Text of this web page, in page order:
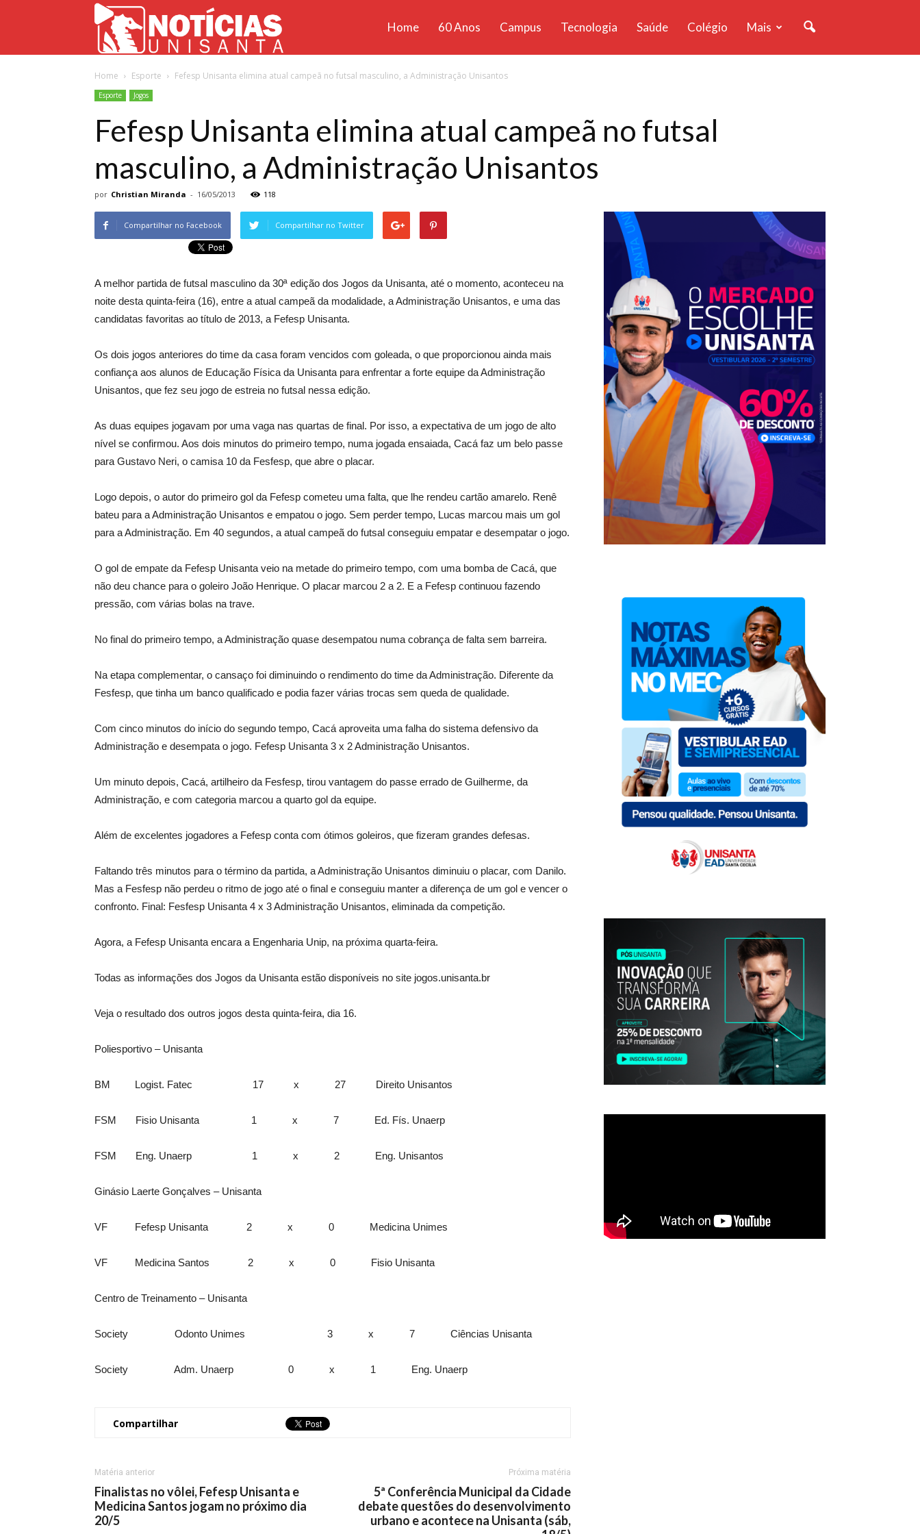
Unisanta
Home 60 Anos Campus Tecnologia Saúde Colégio Mais
Home Esporte Fefesp Unisanta elimina atual campeã no futsal masculino, a Administração Unisantos
Esporte Jogos
Fefesp Unisanta elimina atual campeã no futsal
masculino, a Administração Unisantos
por Christian Miranda - 16/05/2013 118
Compartilhar no Facebook Compartilhar no Twitter
A melhor partida de futsal masculino da 30ª edição dos Jogos da Unisanta, até o momento, aconteceu na
noite desta quinta-feira (16), entre a atual campeã da modalidade, a Administração Unisantos, e uma das
candidatas favoritas ao título de 2013, a Fefesp Unisanta.
Os dois jogos anteriores do time da casa foram vencidos com goleada, o que proporcionou ainda mais
confiança aos alunos de Educação Física da Unisanta para enfrentar a forte equipe da Administração
Unisantos, que fez seu jogo de estreia no futsal nessa edição.
As duas equipes jogavam por uma vaga nas quartas de final. Por isso, a expectativa de um jogo de alto
nível se confirmou. Aos dois minutos do primeiro tempo, numa jogada ensaiada, Cacá faz um belo passe
para Gustavo Neri, o camisa 10 da Fesfesp, que abre o placar.
Logo depois, o autor do primeiro gol da Fefesp cometeu uma falta, que lhe rendeu cartão amarelo. Renê
bateu para a Administração Unisantos e empatou o jogo. Sem perder tempo, Lucas marcou mais um gol
para a Administração. Em 40 segundos, a atual campeã do futsal conseguiu empatar e desempatar o jogo.
O gol de empate da Fefesp Unisanta veio na metade do primeiro tempo, com uma bomba de Cacá, que
não deu chance para o goleiro João Henrique. O placar marcou 2 a 2. E a Fefesp continuou fazendo
pressão, com várias bolas na trave.
No final do primeiro tempo, a Administração quase desempatou numa cobrança de falta sem barreira.
Na etapa complementar, o cansaço foi diminuindo o rendimento do time da Administração. Diferente da
Fesfesp, que tinha um banco qualificado e podia fazer várias trocas sem queda de qualidade.
Com cinco minutos do início do segundo tempo, Cacá aproveita uma falha do sistema defensivo da
Administração e desempata o jogo. Fefesp Unisanta 3 x 2 Administração Unisantos.
Um minuto depois, Cacá, artilheiro da Fesfesp, tirou vantagem do passe errado de Guilherme, da
Administração, e com categoria marcou a quarto gol da equipe.
Além de excelentes jogadores a Fefesp conta com ótimos goleiros, que fizeram grandes defesas.
Faltando três minutos para o término da partida, a Administração Unisantos diminuiu o placar, com Danilo.
Mas a Fesfesp não perdeu o ritmo de jogo até o final e conseguiu manter a diferença de um gol e vencer o
confronto. Final: Fesfesp Unisanta 4 x 3 Administração Unisantos, eliminada da competição.
Agora, a Fefesp Unisanta encara a Engenharia Unip, na próxima quarta-feira.
Todas as informações dos Jogos da Unisanta estão disponíveis no site jogos.unisanta.br
Veja o resultado dos outros jogos desta quinta-feira, dia 16.
Poliesportivo – Unisanta
BM Logist. Fatec 17 x 27 Direito Unisantos
FSM Fisio Unisanta 1 x 7 Ed. Fís. Unaerp
FSM Eng. Unaerp 1 x 2 Eng. Unisantos
Ginásio Laerte Gonçalves – Unisanta
VF Fefesp Unisanta 2 x 0 Medicina Unimes
VF Medicina Santos 2 x 0 Fisio Unisanta
Centro de Treinamento – Unisanta
Society Odonto Unimes 3 x 7 Ciências Unisanta
Society Adm. Unaerp 0 x 1 Eng. Unaerp
Compartilhar
Matéria anterior
Finalistas no vôlei, Fefesp Unisanta e
Medicina Santos jogam no próximo dia
20/5
Próxima matéria
5ª Conferência Municipal da Cidade
debate questões do desenvolvimento
urbano e acontece na Unisanta (sáb,